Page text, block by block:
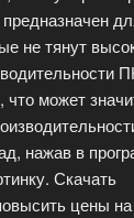
не тянут
что может
нажав в
Скачать
цены